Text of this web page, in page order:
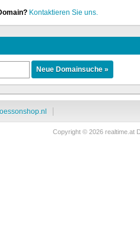
Kontaktieren Sie uns.
Copyright © 2026